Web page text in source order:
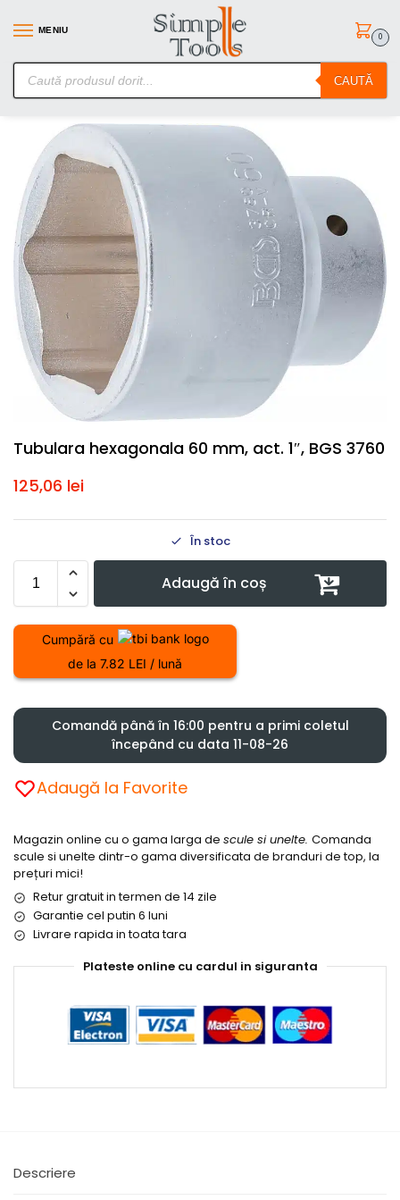
MENIU
CAUTĂ
0
SimpleTools.ro – Gasesti orice – Comanzi simplu
Prima pagină
Scule de mana Chei Tubulare Normale si Impact
Tubulara hexagonala 60 mm, act. 1″, BGS 3760
125,06 lei
În stoc
Adaugă în coș
Cumpără cu
de la 7.82 LEI / lună
Comandă până în 16:00 pentru a primi coletul
începând cu data 11-08-26
Adaugă la Favorite
Magazin online cu o gama larga de scule si unelte. Comanda
scule si unelte dintr-o gama diversificata de branduri de top, la
prețuri mici!
Retur gratuit in termen de 14 zile
Garantie cel putin 6 luni
Livrare rapida in toata tara
Plateste online cu cardul in siguranta
Descriere